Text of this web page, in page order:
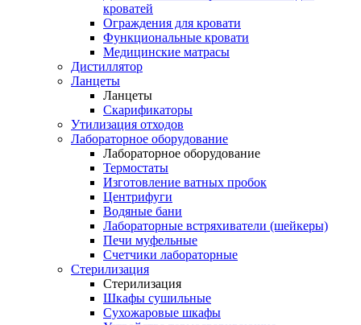
кроватей
Ограждения для кровати
Функциональные кровати
Медицинские матрасы
Дистиллятор
Ланцеты
Ланцеты
Скарификаторы
Утилизация отходов
Лабораторное оборудование
Лабораторное оборудование
Термостаты
Изготовление ватных пробок
Центрифуги
Водяные бани
Лабораторные встряхиватели (шейкеры)
Печи муфельные
Счетчики лабораторные
Стерилизация
Стерилизация
Шкафы сушильные
Сухожаровые шкафы